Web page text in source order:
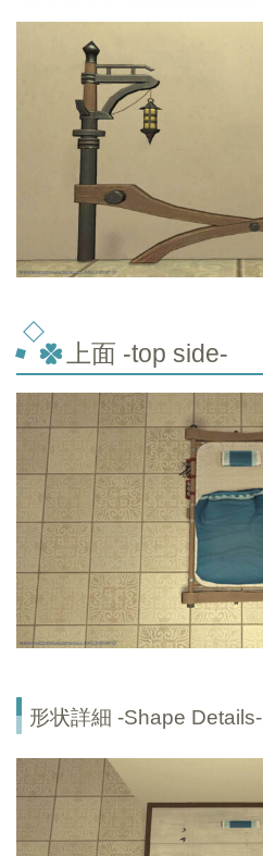
上面 -top side-
形状詳細 -Shape Details-